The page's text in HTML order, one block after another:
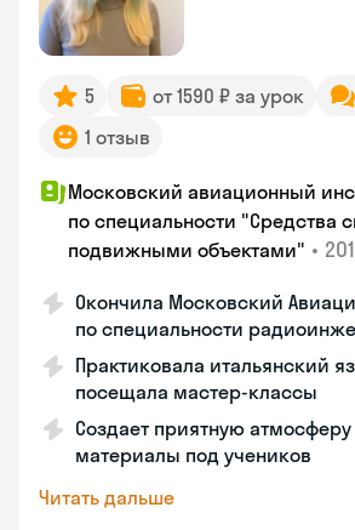
5 от 1590 ₽ за урок
1 отзыв
Московский авиационный
по специальности "Средства
подвижными объектами" •
Окончила Московский
по специальности
Практиковала итальянский
посещала мастер-классы
Создает приятную
материалы под учеников
Читать дальше